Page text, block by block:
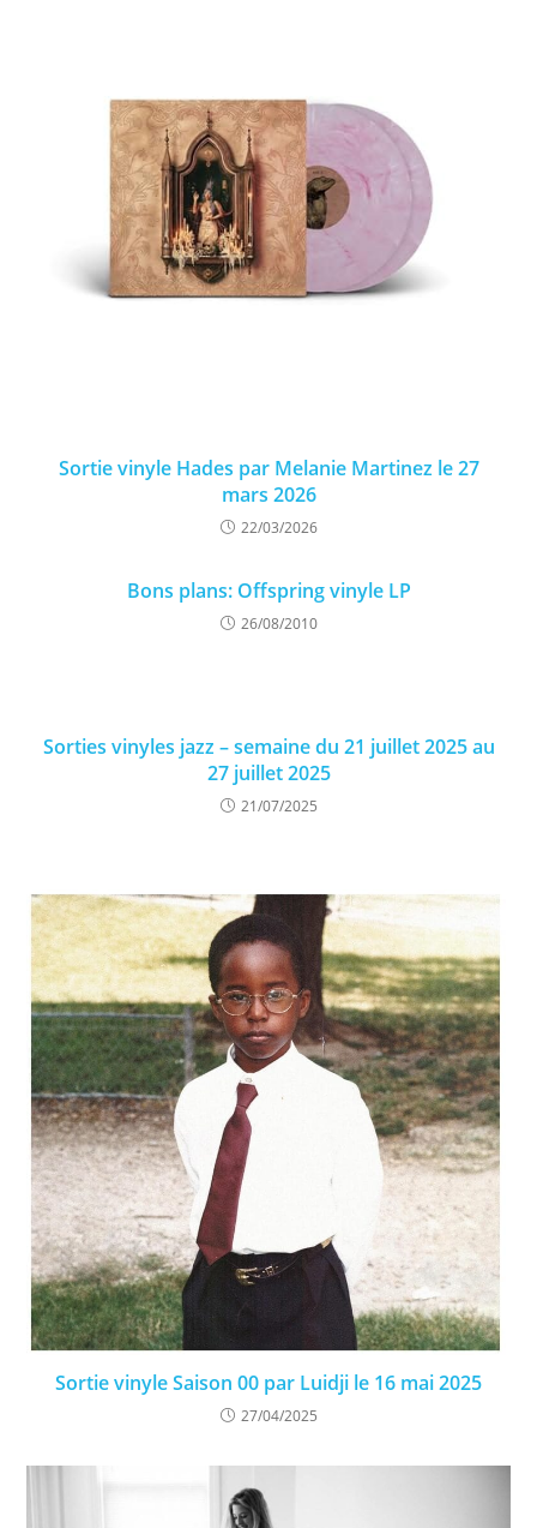
Sortie vinyle Hades par Melanie Martinez le 27
mars 2026
22/03/2026
Bons plans: Offspring vinyle LP
26/08/2010
Sorties vinyles jazz – semaine du 21 juillet 2025 au
27 juillet 2025
21/07/2025
Sortie vinyle Saison 00 par Luidji le 16 mai 2025
27/04/2025